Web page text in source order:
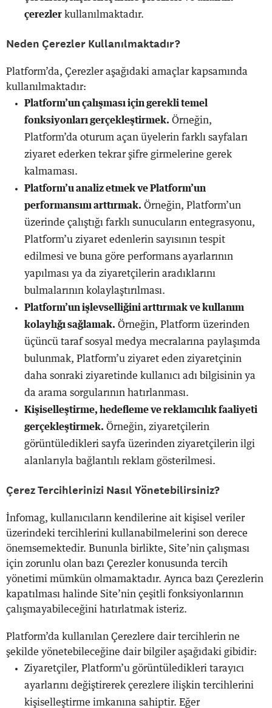
çerezler kullanılmaktadır.
Neden Çerezler Kullanılmaktadır?
Platform’da, Çerezler aşağıdaki amaçlar kapsamında
kullanılmaktadır:
Platform’un çalışması için gerekli temel
fonksiyonları gerçekleştirmek. Örneğin,
Platform’da oturum açan üyelerin farklı sayfaları
ziyaret ederken tekrar şifre girmelerine gerek
kalmaması.
Platform’u analiz etmek ve Platform’un
performansını arttırmak. Örneğin, Platform’un
üzerinde çalıştığı farklı sunucuların entegrasyonu,
Platform’u ziyaret edenlerin sayısının tespit
edilmesi ve buna göre performans ayarlarının
yapılması ya da ziyaretçilerin aradıklarını
bulmalarının kolaylaştırılması.
Platform’un işlevselliğini arttırmak ve kullanım
kolaylığı sağlamak. Örneğin, Platform üzerinden
üçüncü taraf sosyal medya mecralarına paylaşımda
bulunmak, Platform’u ziyaret eden ziyaretçinin
daha sonraki ziyaretinde kullanıcı adı bilgisinin ya
da arama sorgularının hatırlanması.
Kişiselleştirme, hedefleme ve reklamcılık faaliyeti
gerçekleştirmek. Örneğin, ziyaretçilerin
görüntüledikleri sayfa üzerinden ziyaretçilerin ilgi
alanlarıyla bağlantılı reklam gösterilmesi.
Çerez Tercihlerinizi Nasıl Yönetebilirsiniz?
İnfomag, kullanıcıların kendilerine ait kişisel veriler
üzerindeki tercihlerini kullanabilmelerini son derece
önemsemektedir. Bununla birlikte, Site’nin çalışması
için zorunlu olan bazı Çerezler konusunda tercih
yönetimi mümkün olmamaktadır. Ayrıca bazı Çerezlerin
kapatılması halinde Site’nin çeşitli fonksiyonlarının
çalışmayabileceğini hatırlatmak isteriz.
Platform’da kullanılan Çerezlere dair tercihlerin ne
şekilde yönetebileceğine dair bilgiler aşağıdaki gibidir:
Ziyaretçiler, Platform’u görüntüledikleri tarayıcı
ayarlarını değiştirerek çerezlere ilişkin tercihlerini
kişiselleştirme imkanına sahiptir. Eğer